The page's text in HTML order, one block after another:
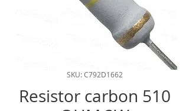
SKU: C792D1662
Resistor carbon 510